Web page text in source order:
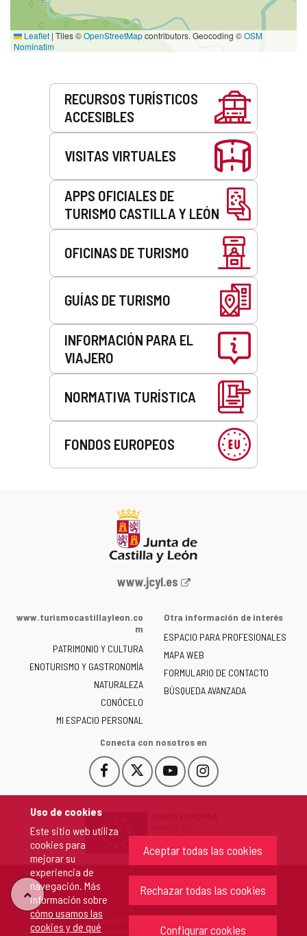
Uso de cookies
Este sitio web utiliza
cookies para
mejorar su
experiencia de
navegación. Más
información sobre
cómo usamos las
cookies y de qué
Aceptar todas las cookies
Rechazar todas las cookies
Configurar cookies
Leaflet | Tiles ©OpenStreetMapcontributors. Geocoding ©OSM
Nominatim
RECURSOS TURÍSTICOS
ACCESIBLES
VISITAS VIRTUALES
APPS OFICIALES DE
TURISMO CASTILLA Y LEÓN
OFICINAS DE TURISMO
GUÍAS DE TURISMO
INFORMACIÓN PARA EL
VIAJERO
NORMATIVA TURÍSTICA
FONDOS EUROPEOS
Portal
la
de
Castilla
y
León
-
www.jcyl.es
www.turismocastillayleon.co
m
PATRIMONIO Y CULTURA
ENOTURISMO Y GASTRONOMÍA
NATURALEZA
CONÓCELO
MI ESPACIO PERSONAL
Otra información de interés
ESPACIO PARA PROFESIONALES
MAPA WEB
FORMULARIO DE CONTACTO
BÚSQUEDA AVANZADA
Conecta con nosotros en
Facebook
Este
enlace
en
nueva.
Este
enlace
una
ventana
nueva.
YouTube
Este
enlace
una
ventana
nueva.
Instagram
Este
enlace
una
ventana
nueva.
"Volver
arriba"
Copyright 2026 - Junta de Castilla y León
Todos los derechos reservados.